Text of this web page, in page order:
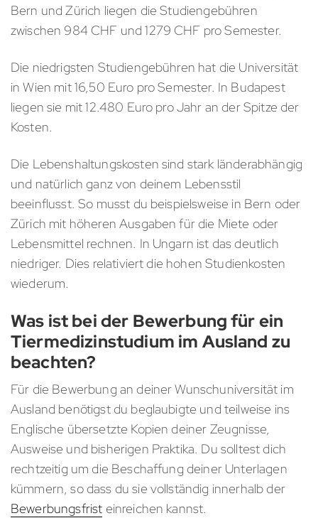
Bern und Zürich liegen die Studiengebühren
zwischen 984 CHF und 1279 CHF pro Semester.
Die niedrigsten Studiengebühren hat die Universität
in Wien mit 16,50 Euro pro Semester. In Budapest
liegen sie mit 12.480 Euro pro Jahr an der Spitze der
Kosten.
Die Lebenshaltungskosten sind stark länderabhängig
und natürlich ganz von deinem Lebensstil
beeinflusst. So musst du beispielsweise in Bern oder
Zürich mit höheren Ausgaben für die Miete oder
Lebensmittel rechnen. In Ungarn ist das deutlich
niedriger. Dies relativiert die hohen Studienkosten
wiederum.
Was ist bei der Bewerbung für ein
Tiermedizinstudium im Ausland zu
beachten?
Für die Bewerbung an deiner Wunschuniversität im
Ausland benötigst du beglaubigte und teilweise ins
Englische übersetzte Kopien deiner Zeugnisse,
Ausweise und bisherigen Praktika. Du solltest dich
rechtzeitig um die Beschaffung deiner Unterlagen
kümmern, so dass du sie vollständig innerhalb der
Bewerbungsfrist einreichen kannst.